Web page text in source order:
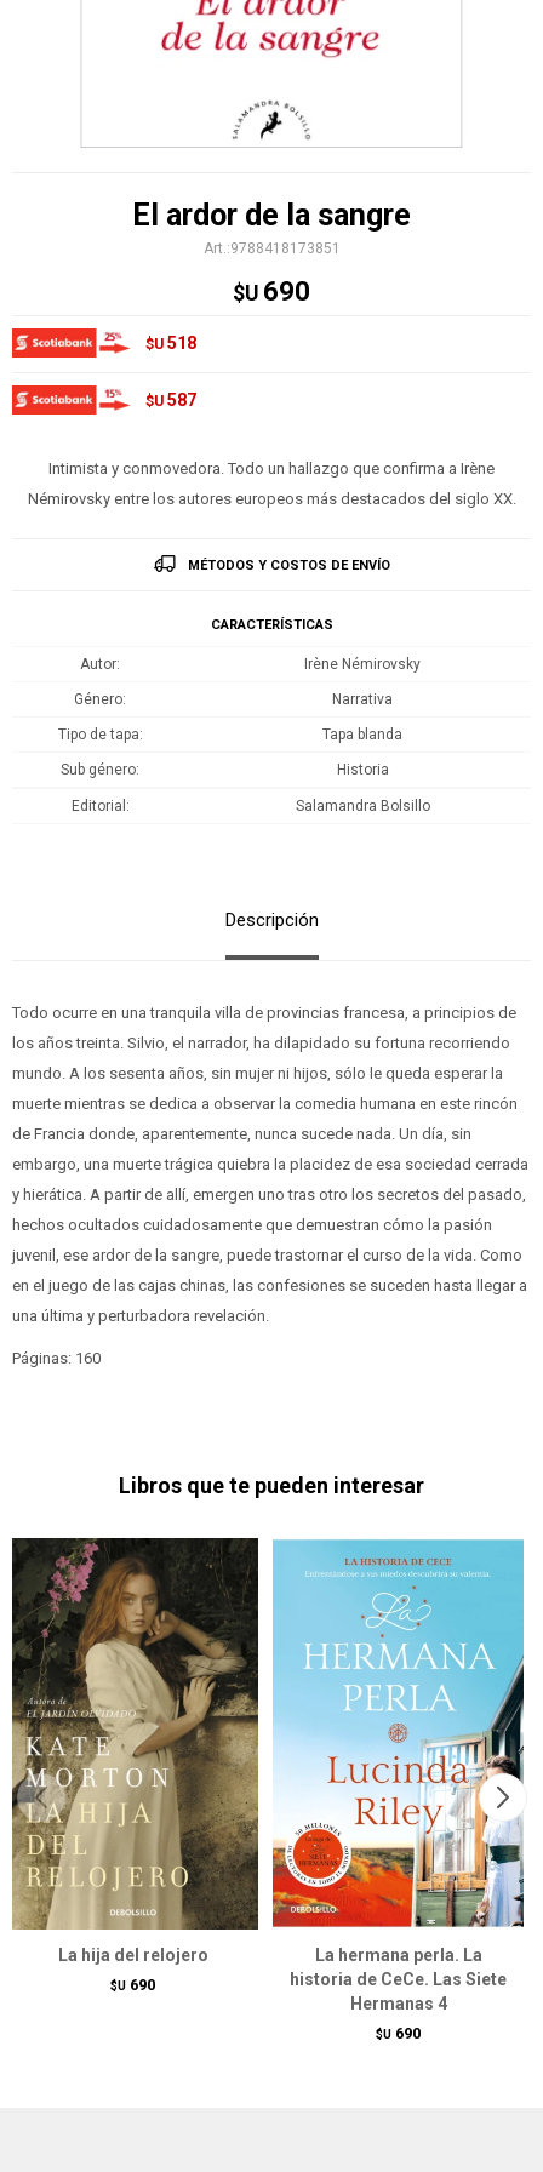
El ardor de la sangre
9788418173851
$U 690
$U 518
$U 587
Intimista y conmovedora. Todo un hallazgo que confirma a Irène
Némirovsky entre los autores europeos más destacados del siglo XX.
MÉTODOS Y COSTOS DE ENVÍO
CARACTERÍSTICAS
Autor Irène Némirovsky
Género Narrativa
Tipo de tapa Tapa blanda
Sub género Historia
Editorial Salamandra Bolsillo
Descripción
Todo ocurre en una tranquila villa de provincias francesa, a principios de
los años treinta. Silvio, el narrador, ha dilapidado su fortuna recorriendo
mundo. A los sesenta años, sin mujer ni hijos, sólo le queda esperar la
muerte mientras se dedica a observar la comedia humana en este rincón
de Francia donde, aparentemente, nunca sucede nada. Un día, sin
embargo, una muerte trágica quiebra la placidez de esa sociedad cerrada
y hierática. A partir de allí, emergen uno tras otro los secretos del pasado,
hechos ocultados cuidadosamente que demuestran cómo la pasión
juvenil, ese ardor de la sangre, puede trastornar el curso de la vida. Como
en el juego de las cajas chinas, las confesiones se suceden hasta llegar a
una última y perturbadora revelación.
Páginas: 160
Libros que te pueden interesar
La hija del relojero
$U 690
La hermana perla. La
historia de CeCe. Las Siete
Hermanas 4
$U 690